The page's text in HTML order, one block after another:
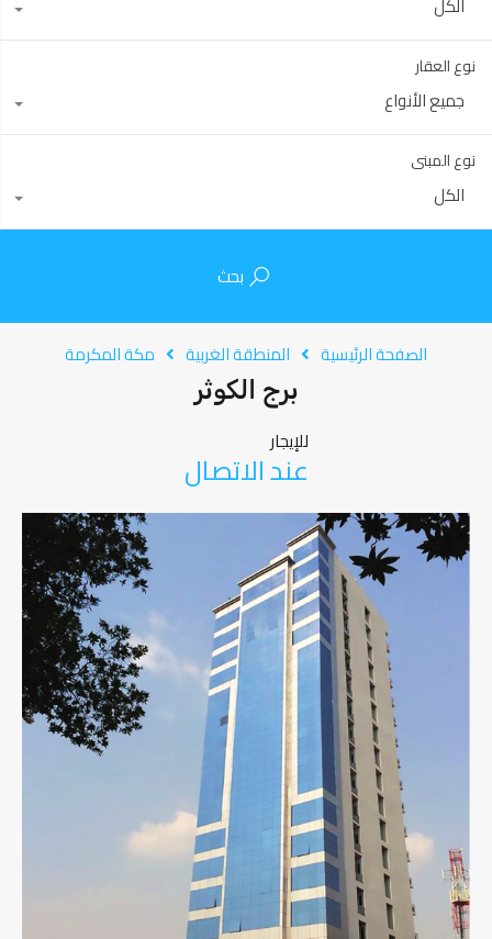
نوع العقار
جميع الأنواع
نوع المبنى
الكل
بحث
الصفحة الرئيسية المنطقة الغربية مكة المكرمة
برج الكوثر
للإيجار
عند الاتصال